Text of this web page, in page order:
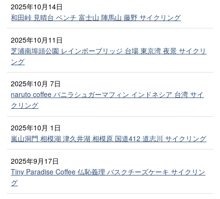
2025年10月14日
和田峠 見晴台 ベンチ 富士山 陣馬山 藤野 サイクリング
2025年10月11日
芝浦南埠頭公園 レインボーブリッジ 台場 東京湾 夜景 サイクリ
ング
2025年10月 7日
naruto coffee バニラシュガーマフィン インドネシア 台湾 サイ
クリング
2025年10月 1日
嵐山洞門 相模湖 津久井湖 相模原 国道412 道志川 サイクリング
2025年9月17日
Tiny Paradise Coffee 仏恥義理 バスクチーズケーキ サイクリン
グ